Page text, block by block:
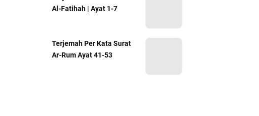
Al-Fatihah | Ayat 1-7
Terjemah Per Kata Surat
Ar-Rum Ayat 41-53